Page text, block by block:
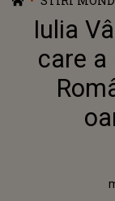
Iulia
care a
miercuri, 7